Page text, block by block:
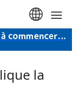
Home
commencer...
la